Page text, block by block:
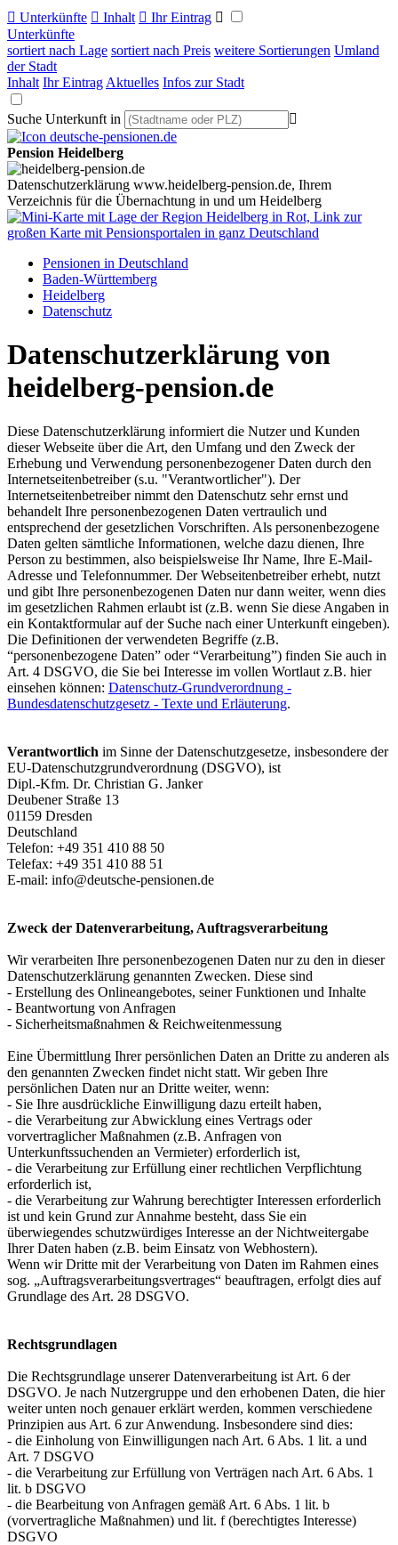
 Unterkünfte  Inhalt  Ihr Eintrag 
Unterkünfte
sortiert nach Lage sortiert nach Preis weitere Sortierungen Umland
der Stadt
Inhalt Ihr Eintrag Aktuelles Infos zur Stadt
Suche Unterkunft in 
Pension Heidelberg
Datenschutzerklärung www.heidelberg-pension.de, Ihrem
Verzeichnis für die Übernachtung in und um Heidelberg
Pensionen in Deutschland
Baden-Württemberg
Heidelberg
Datenschutz
Datenschutzerklärung von
heidelberg-pension.de
Diese Datenschutzerklärung informiert die Nutzer und Kunden
dieser Webseite über die Art, den Umfang und den Zweck der
Erhebung und Verwendung personenbezogener Daten durch den
Internetseitenbetreiber (s.u. "Verantwortlicher"). Der
Internetseitenbetreiber nimmt den Datenschutz sehr ernst und
behandelt Ihre personenbezogenen Daten vertraulich und
entsprechend der gesetzlichen Vorschriften. Als personenbezogene
Daten gelten sämtliche Informationen, welche dazu dienen, Ihre
Person zu bestimmen, also beispielsweise Ihr Name, Ihre E-Mail-
Adresse und Telefonnummer. Der Webseitenbetreiber erhebt, nutzt
und gibt Ihre personenbezogenen Daten nur dann weiter, wenn dies
im gesetzlichen Rahmen erlaubt ist (z.B. wenn Sie diese Angaben in
ein Kontaktformular auf der Suche nach einer Unterkunft eingeben).
Die Definitionen der verwendeten Begriffe (z.B.
“personenbezogene Daten” oder “Verarbeitung”) finden Sie auch in
Art. 4 DSGVO, die Sie bei Interesse im vollen Wortlaut z.B. hier
einsehen können: Datenschutz-Grundverordnung -
Bundesdatenschutzgesetz - Texte und Erläuterung.
Verantwortlich im Sinne der Datenschutzgesetze, insbesondere der
EU-Datenschutzgrundverordnung (DSGVO), ist
Dipl.-Kfm. Dr. Christian G. Janker
Deubener Straße 13
01159 Dresden
Deutschland
Telefon: +49 351 410 88 50
Telefax: +49 351 410 88 51
E-mail: info@deutsche-pensionen.de
Zweck der Datenverarbeitung, Auftragsverarbeitung
Wir verarbeiten Ihre personenbezogenen Daten nur zu den in dieser
Datenschutzerklärung genannten Zwecken. Diese sind
- Erstellung des Onlineangebotes, seiner Funktionen und Inhalte
- Beantwortung von Anfragen
- Sicherheitsmaßnahmen & Reichweitenmessung
Eine Übermittlung Ihrer persönlichen Daten an Dritte zu anderen als
den genannten Zwecken findet nicht statt. Wir geben Ihre
persönlichen Daten nur an Dritte weiter, wenn:
- Sie Ihre ausdrückliche Einwilligung dazu erteilt haben,
- die Verarbeitung zur Abwicklung eines Vertrags oder
vorvertraglicher Maßnahmen (z.B. Anfragen von
Unterkunftssuchenden an Vermieter) erforderlich ist,
- die Verarbeitung zur Erfüllung einer rechtlichen Verpflichtung
erforderlich ist,
- die Verarbeitung zur Wahrung berechtigter Interessen erforderlich
ist und kein Grund zur Annahme besteht, dass Sie ein
überwiegendes schutzwürdiges Interesse an der Nichtweitergabe
Ihrer Daten haben (z.B. beim Einsatz von Webhostern).
Wenn wir Dritte mit der Verarbeitung von Daten im Rahmen eines
sog. „Auftragsverarbeitungsvertrages“ beauftragen, erfolgt dies auf
Grundlage des Art. 28 DSGVO.
Rechtsgrundlagen
Die Rechtsgrundlage unserer Datenverarbeitung ist Art. 6 der
DSGVO. Je nach Nutzergruppe und den erhobenen Daten, die hier
weiter unten noch genauer erklärt werden, kommen verschiedene
Prinzipien aus Art. 6 zur Anwendung. Insbesondere sind dies:
- die Einholung von Einwilligungen nach Art. 6 Abs. 1 lit. a und
Art. 7 DSGVO
- die Verarbeitung zur Erfüllung von Verträgen nach Art. 6 Abs. 1
lit. b DSGVO
- die Bearbeitung von Anfragen gemäß Art. 6 Abs. 1 lit. b
(vorvertragliche Maßnahmen) und lit. f (berechtigtes Interesse)
DSGVO